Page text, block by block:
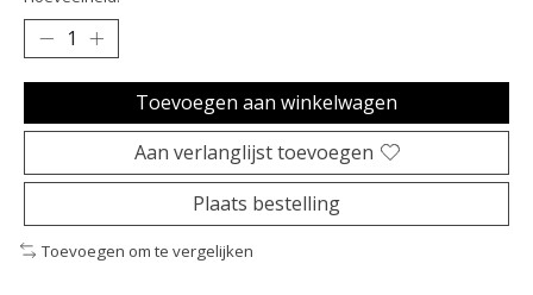
Toevoegen aan winkelwagen
Aan verlanglijst toevoegen
Plaats bestelling
Toevoegen om te vergelijken